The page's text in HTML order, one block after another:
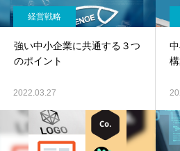
経営戦略
強い中小企業に共通する３つ
のポイント
2022.03.27